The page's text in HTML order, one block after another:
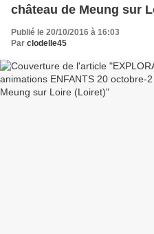
château de Meung sur
Publié le 20/10/2016 à 16:03
Par clodelle45